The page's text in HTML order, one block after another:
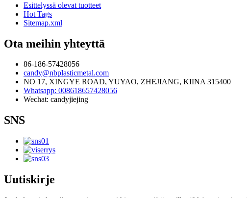
Esittelyssä olevat tuotteet
Hot Tags
Sitemap.xml
Ota meihin yhteyttä
86-186-57428056
candy@nbplasticmetal.com
NO 17, XINGYE ROAD, YUYAO, ZHEJIANG, KIINA 315400
Whatsapp: 008618657428056
Wechat: candyjiejing
SNS
Uutiskirje